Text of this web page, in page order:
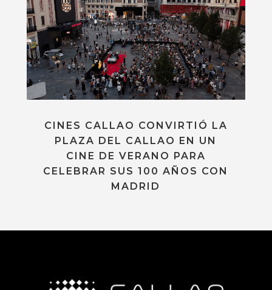
CINES CALLAO CONVIRTIÓ LA
PLAZA DEL CALLAO EN UN
CINE DE VERANO PARA
CELEBRAR SUS 100 AÑOS CON
MADRID